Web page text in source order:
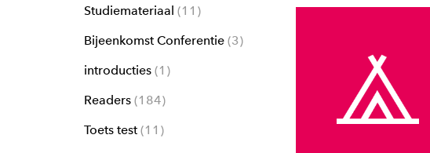
Studiemateriaal
11
Bijeenkomst Conferentie 3
introducties 1
Readers 184
Toets test 11